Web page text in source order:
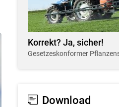
Korrekt? Ja, sicher!
Gesetzeskonformer
Download